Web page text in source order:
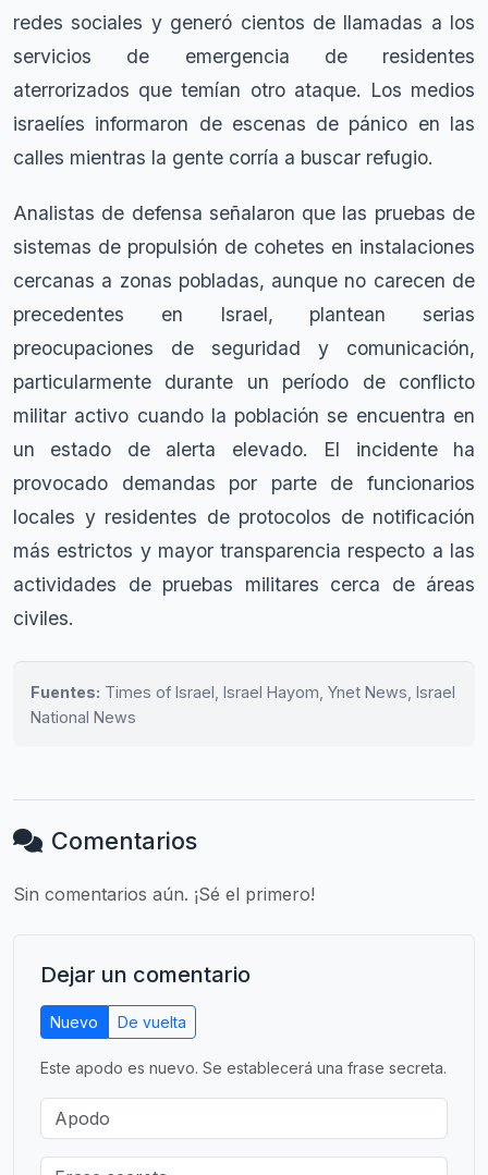
redes sociales y generó cientos de llamadas a los
servicios de emergencia de residentes
aterrorizados que temían otro ataque. Los medios
israelíes informaron de escenas de pánico en las
calles mientras la gente corría a buscar refugio.
Analistas de defensa señalaron que las pruebas de
sistemas de propulsión de cohetes en instalaciones
cercanas a zonas pobladas, aunque no carecen de
precedentes en Israel, plantean serias
preocupaciones de seguridad y comunicación,
particularmente durante un período de conflicto
militar activo cuando la población se encuentra en
un estado de alerta elevado. El incidente ha
provocado demandas por parte de funcionarios
locales y residentes de protocolos de notificación
más estrictos y mayor transparencia respecto a las
actividades de pruebas militares cerca de áreas
civiles.
Fuentes: Times of Israel, Israel Hayom, Ynet News, Israel
National News
Comentarios
Sin comentarios aún. ¡Sé el primero!
Dejar un comentario
Nuevo De vuelta
Este apodo es nuevo. Se establecerá una frase secreta.